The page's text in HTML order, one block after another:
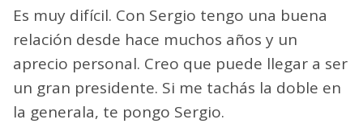
Es muy difícil. Con Sergio tengo una buena
relación desde hace muchos años y un
aprecio personal. Creo que puede llegar a ser
un gran presidente. Si me tachás la doble en
la generala, te pongo Sergio.